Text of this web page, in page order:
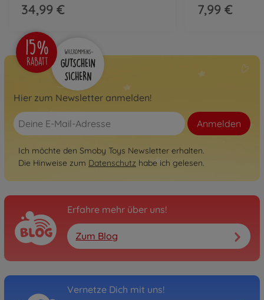
34,99 € 7,99 €
Hier zum Newsletter anmelden!
Anmelden
Ich möchte den Smoby Toys Newsletter erhalten.
Die Hinweise zum Datenschutz habe ich gelesen.
Erfahre mehr über uns!
Zum Blog
Vernetze Dich mit uns!